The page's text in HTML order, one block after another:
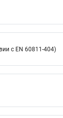
с EN 60811-404)